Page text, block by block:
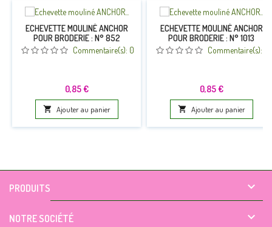
ECHEVETTE MOULINÉ ANCHOR
POUR BRODERIE : N° 852
Commentaire(s): 0
Prix
0,85 €
 Ajouter au panier
ECHEVETTE MOULINÉ ANCHOR
POUR BRODERIE : N° 1013
Commentaire(s):
Prix
0,85 €
 Ajouter au panier
PRODUITS 
NOTRE SOCIÉTÉ 